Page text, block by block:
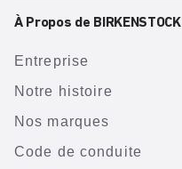
À Propos de BIRKENSTOCK
Entreprise
Notre histoire
Nos marques
Code de conduite